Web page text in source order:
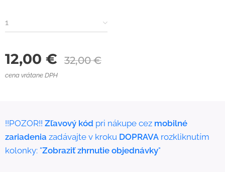
1
12,00 € 32,00€
cena vrátane DPH
!!POZOR!! Zľavový kód pri nákupe cez mobilné
zariadenia zadávajte v kroku DOPRAVA rozkliknutím
kolonky: "Zobraziť zhrnutie objednávky"